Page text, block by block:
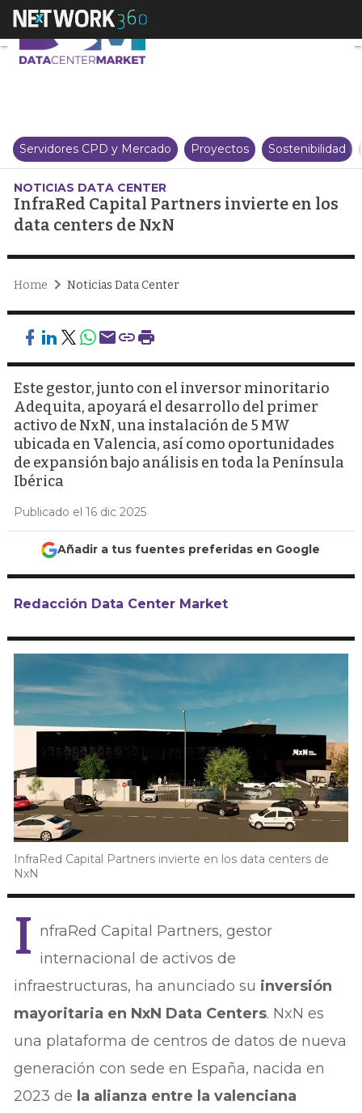
InfraRed Capital Partners
Servidores CPD y Mercado Proyectos Sostenibilidad
NOTICIAS DATA CENTER
InfraRed Capital Partners invierte en los
data centers de NxN
Home Noticias Data Center
Este gestor, junto con el inversor minoritario
Adequita, apoyará el desarrollo del primer
activo de NxN, una instalación de 5 MW
ubicada en Valencia, así como oportunidades
de expansión bajo análisis en toda la Península
Ibérica
Publicado el 16 dic 2025
Añadir a tus fuentes preferidas en Google
Redacción Data Center Market
InfraRed Capital Partners invierte en los data centers de
NxN
I nfraRed Capital Partners, gestor
internacional de activos de
infraestructuras, ha anunciado su inversión
mayoritaria en NxN Data Centers. NxN es
una plataforma de centros de datos de nueva
generación con sede en España, nacida en
2023 de la alianza entre la valenciana